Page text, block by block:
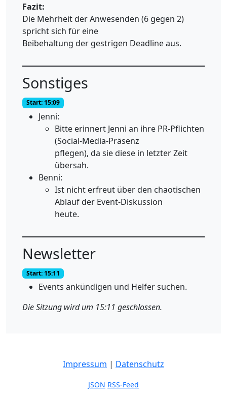
Fazit:
Die Mehrheit der Anwesenden (6 gegen 2)
spricht sich für eine
Beibehaltung der gestrigen Deadline aus.
Sonstiges
Start: 15:09
Jenni:
Bitte erinnert Jenni an ihre PR-Pflichten
(Social-Media-Präsenz
pflegen), da sie diese in letzter Zeit
übersah.
Benni:
Ist nicht erfreut über den chaotischen
Ablauf der Event-Diskussion
heute.
Newsletter
Start: 15:11
Events ankündigen und Helfer suchen.
Die Sitzung wird um 15:11 geschlossen.
Impressum | Datenschutz
JSON RSS-Feed